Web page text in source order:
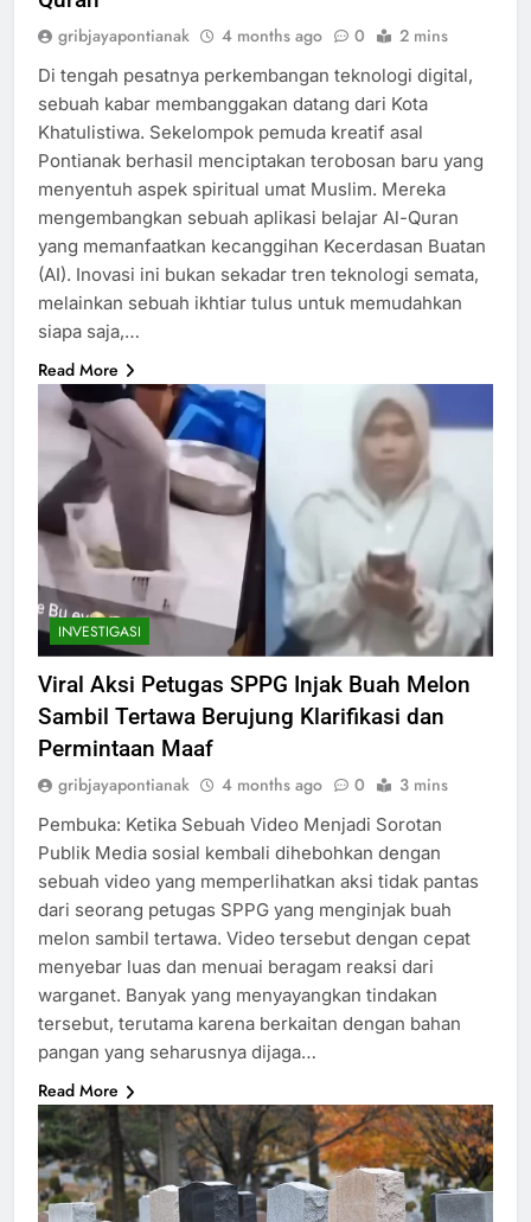
gribjayapontianak 4 months ago 0 2 mins
Di tengah pesatnya perkembangan teknologi digital,
sebuah kabar membanggakan datang dari Kota
Khatulistiwa. Sekelompok pemuda kreatif asal
Pontianak berhasil menciptakan terobosan baru yang
menyentuh aspek spiritual umat Muslim. Mereka
mengembangkan sebuah aplikasi belajar Al-Quran
yang memanfaatkan kecanggihan Kecerdasan Buatan
(AI). Inovasi ini bukan sekadar tren teknologi semata,
melainkan sebuah ikhtiar tulus untuk memudahkan
siapa saja,…
Read More
INVESTIGASI
Viral Aksi Petugas SPPG Injak Buah Melon
Sambil Tertawa Berujung Klarifikasi dan
Permintaan Maaf
gribjayapontianak 4 months ago 0 3 mins
Pembuka: Ketika Sebuah Video Menjadi Sorotan
Publik Media sosial kembali dihebohkan dengan
sebuah video yang memperlihatkan aksi tidak pantas
dari seorang petugas SPPG yang menginjak buah
melon sambil tertawa. Video tersebut dengan cepat
menyebar luas dan menuai beragam reaksi dari
warganet. Banyak yang menyayangkan tindakan
tersebut, terutama karena berkaitan dengan bahan
pangan yang seharusnya dijaga…
Read More